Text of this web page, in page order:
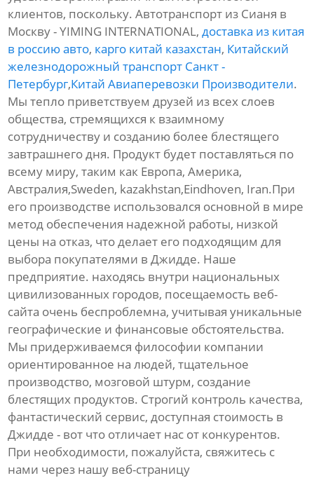
клиентов, поскольку. Автотранспорт из Сианя в
Москву - YIMING INTERNATIONAL,доставка из китая
в россию авто, карго китай казахстан, Китайский
железнодорожный транспорт Санкт -
Петербург,Китай Авиаперевозки Производители.
Мы тепло приветствуем друзей из всех слоев
общества, стремящихся к взаимному
сотрудничеству и созданию более блестящего
завтрашнего дня. Продукт будет поставляться по
всему миру, таким как Европа, Америка,
Австралия,Sweden, kazakhstan,Eindhoven, Iran.При
его производстве использовался основной в мире
метод обеспечения надежной работы, низкой
цены на отказ, что делает его подходящим для
выбора покупателями в Джидде. Наше
предприятие. находясь внутри национальных
цивилизованных городов, посещаемость веб-
сайта очень беспроблемна, учитывая уникальные
географические и финансовые обстоятельства.
Мы придерживаемся философии компании
ориентированное на людей, тщательное
производство, мозговой штурм, создание
блестящих продуктов. Строгий контроль качества,
фантастический сервис, доступная стоимость в
Джидде - вот что отличает нас от конкурентов.
При необходимости, пожалуйста, свяжитесь с
нами через нашу веб-страницу